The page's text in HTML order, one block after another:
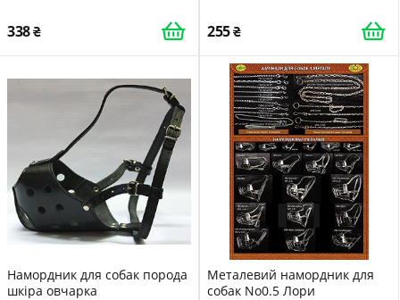
338 255
Намордник для собак порода
шкіра овчарка
Металевий намордник для
собак No0.5 Лори